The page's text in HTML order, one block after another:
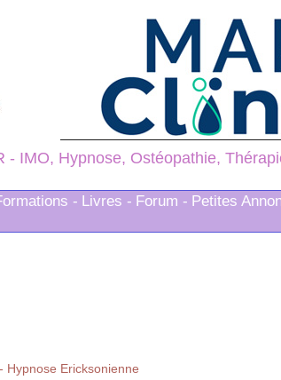
IMO, Hypnose, Ostéopathie,
- Livres - Forum - Petites
Hypnose Ericksonienne